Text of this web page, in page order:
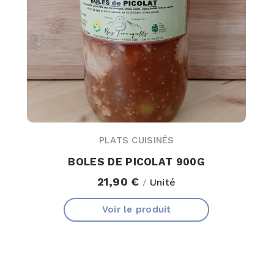
PLATS CUISINÉS
BOLES DE PICOLAT 900G
21,90 € / Unité
Voir le produit